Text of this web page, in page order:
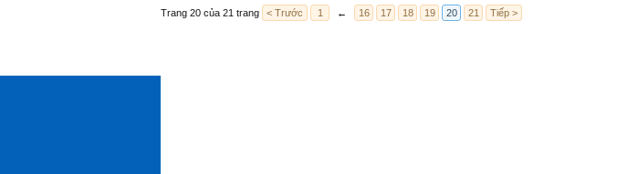
Trang 20 của 21 trang < Trước 1 ← 16 17 18 19 20 21 Tiếp >